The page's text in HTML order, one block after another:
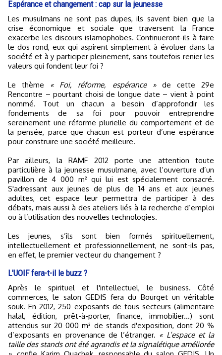
Espérance et changement : cap sur la jeunesse
Les musulmans ne sont pas dupes, ils savent bien que la
crise économique et sociale que traversent la France
exacerbe les discours islamophobes. Continueront-ils à faire
le dos rond, eux qui aspirent simplement à évoluer dans la
société et à y participer pleinement, sans toutefois renier les
valeurs qui fondent leur foi ?
Le thème « Foi, réforme, espérance »de cette 29e
Rencontre – pourtant choisi de longue date – vient à point
nommé. Tout un chacun a besoin d’approfondir les
fondements de sa foi pour pouvoir entreprendre
sereinement une réforme plurielle du comportement et de
la pensée, parce que chacun est porteur d’une espérance
pour construire une société meilleure.
Par ailleurs, la RAMF 2012 porte une attention toute
particulière à la jeunesse musulmane, avec l’ouverture d’un
pavillon de 4 000 m² qui lui est spécialement consacré.
S'adressant aux jeunes de plus de 14 ans et aux jeunes
adultes, cet espace leur permettra de participer à des
débats, mais aussi à des ateliers liés à la recherche d’emploi
ou à l’utilisation des nouvelles technologies.
Les jeunes, s’ils sont bien formés spirituellement,
intellectuellement et professionnellement, ne sont-ils pas,
en effet, le premier vecteur du changement ?
L'UOIF fera-t-il le buzz ?
Après le spirituel et l'intellectuel, le business. Côté
commerces, le salon GEDIS fera du Bourget un véritable
souk. En 2012, 250 exposants de tous secteurs (alimentaire
halal, édition, prêt-à-porter, finance, immobilier...) sont
attendus sur 20 000 m² de stands d'exposition, dont 20 %
d’exposants en provenance de l’étranger. « L’espace et la
taille des stands ont été agrandis et la signalétique améliorée